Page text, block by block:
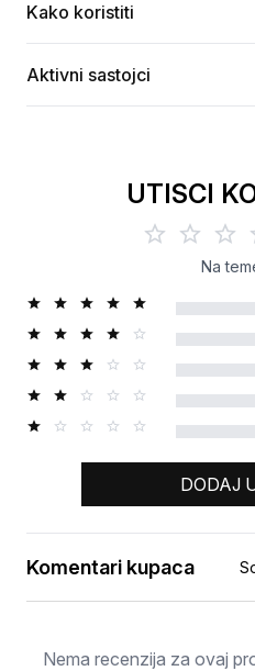
Kako koristiti
Aktivni sastojci
UTISCI
Na
DODAJ
Komentari kupaca
Nema recenzija za ovaj